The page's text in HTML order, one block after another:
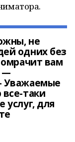
не
одних без
вам
—
Уважаемые
таки
услуг, для